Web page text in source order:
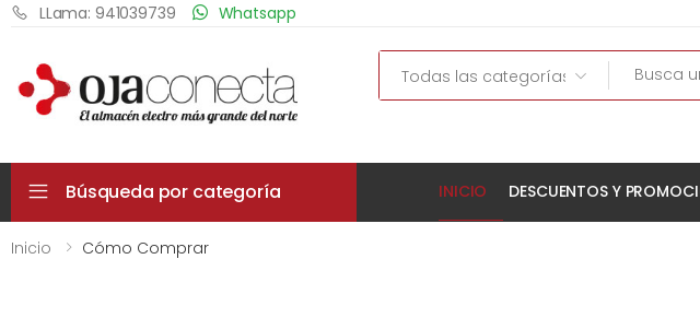
LLama: 941039739 Whatsapp
Search
Búsqueda por categoría INICIO DESCUENTOS Y
Inicio Cómo Comprar